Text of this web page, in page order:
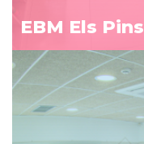
EBM Els Pins